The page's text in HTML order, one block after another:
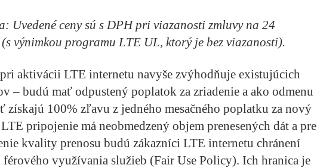
Uvedené ceny sú s DPH pri viazanosti zmluvy na 24
(s výnimkou programu LTE UL, ktorý je bez viazanosti).
aktivácii LTE internetu navyše zvýhodňuje existujúcich
– budú mať odpustený poplatok za zriadenie a ako odmenu
získajú 100% zľavu z jedného mesačného poplatku za nový
pripojenie má neobmedzený objem prenesených dát a pre
kvality prenosu budú zákazníci LTE internetu chránení
férového využívania služieb (Fair Use Policy). Ich hranica je